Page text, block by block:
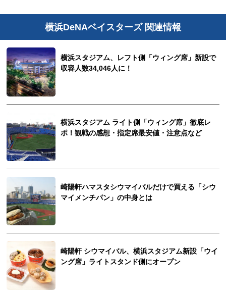
横浜DeNAベイスターズ 関連情報
横浜スタジアム、レフト側「ウィング席」新設で
収容人数34,046人に！
横浜スタジアム ライト側「ウィング席」徹底レ
ポ！観戦の感想・指定席最安値・注意点など
崎陽軒ハマスタシウマイバルだけで買える「シウ
マイメンチパン」の中身とは
崎陽軒 シウマイバル、横浜スタジアム新設「ウイ
ング席」ライトスタンド側にオープン